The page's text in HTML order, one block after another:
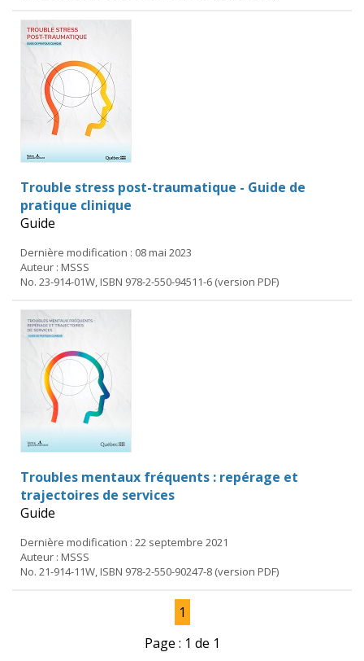
Trouble stress post-traumatique - Guide de
pratique clinique
Guide
Dernière modification : 08 mai 2023
Auteur : MSSS
No. 23-914-01W, ISBN 978-2-550-94511-6 (version PDF)
Troubles mentaux fréquents : repérage et
trajectoires de services
Guide
Dernière modification : 22 septembre 2021
Auteur : MSSS
No. 21-914-11W, ISBN 978-2-550-90247-8 (version PDF)
1
Page : 1 de 1